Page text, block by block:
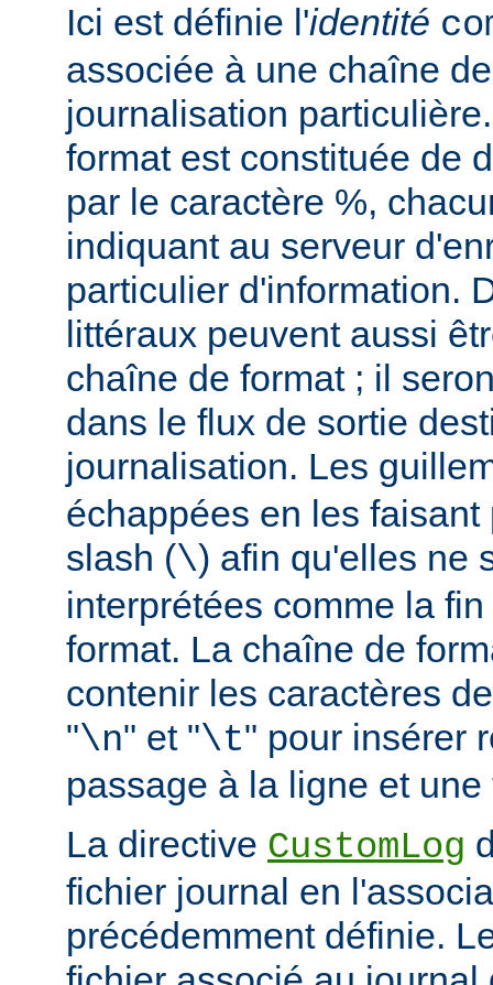
Ici est définie l'identité
associée à une chaîne
journalisation
format est constituée de
par le caractère %,
indiquant au serveur
particulier d'information.
littéraux peuvent aussi
chaîne de format ; il
dans le flux de sortie
journalisation. Les
échappées en les
slash (\) afin qu'elles ne
interprétées comme la
format. La chaîne de
contenir les caractères
"\n" et "\t" pour insérer
passage à la ligne et
La directive CustomLog
fichier journal en
précédemment définie.